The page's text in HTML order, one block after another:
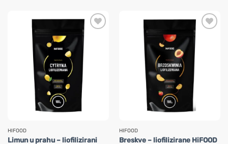
HIFOOD
Limun u prahu – liofilizirani
HIFOOD
Breskve – liofilizirane HiFOOD